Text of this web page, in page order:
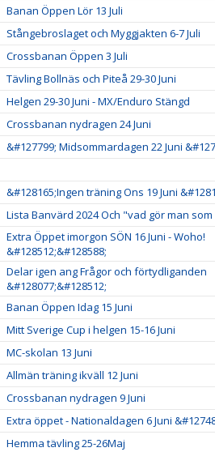
Banan Öppen Lör 13 Juli
Stångebroslaget och Myggjakten 6-7 Juli
Crossbanan Öppen 3 Juli
Tävling Bollnäs och Piteå 29-30 Juni
Helgen 29-30 Juni - MX/Enduro Stängd
Crossbanan nydragen 24 Juni
&#127799; Midsommardagen 22 Juni
&#128165;Ingen träning Ons 19 Juni
Lista Banvärd 2024 Och "vad gör man
Extra Öppet imorgon SÖN 16 Juni - Woho!
&#128512;&#128588;
Delar igen ang Frågor och förtydliganden
&#128077;&#128512;
Banan Öppen Idag 15 Juni
Mitt Sverige Cup i helgen 15-16 Juni
MC-skolan 13 Juni
Allmän träning ikväll 12 Juni
Crossbanan nydragen 9 Juni
Extra öppet - Nationaldagen 6 Juni
Hemma tävling 25-26Maj